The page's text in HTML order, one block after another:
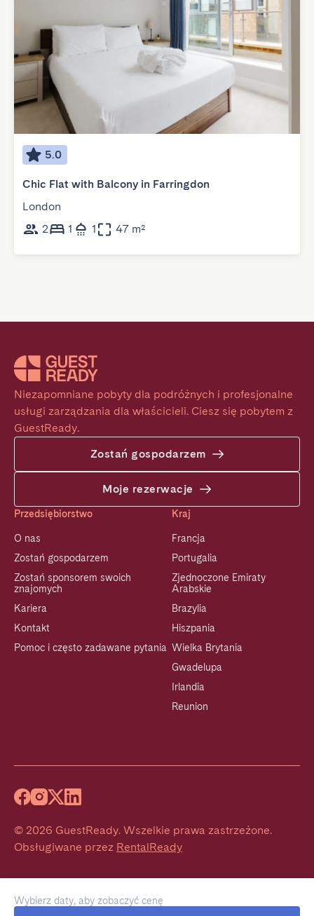
Wybierz daty, aby zobaczyć cenę
5.0
Chic Flat with Balcony in Farringdon
London
2
1 1 47 m²
Niezapomniane pobyty dla podróżnych i profesjonalne
usługi zarządzania dla właścicieli. Ciesz się pobytem z
GuestReady.
Zostań gospodarzem
Moje rezerwacje
Przedsiębiorstwo
O nas
Zostań gospodarzem
Zostań sponsorem swoich
znajomych
Kariera
Kontakt
Pomoc i często zadawane pytania
Kraj
Francja
Portugalia
Zjednoczone Emiraty
Arabskie
Brazylia
Hiszpania
Wielka Brytania
Gwadelupa
Irlandia
Reunion
© 2026 GuestReady. Wszelkie prawa zastrzeżone.
Obsługiwane przez RentalReady